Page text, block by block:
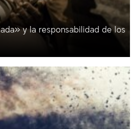
y la responsabilidad de los